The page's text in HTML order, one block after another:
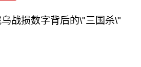
战损数字背后的\"三国杀\"